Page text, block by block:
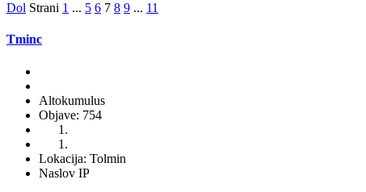
Dol Strani 1 ... 5 6 7 8 9 ... 11
Tminc
Altokumulus
Objave: 754
Lokacija: Tolmin
Naslov IP